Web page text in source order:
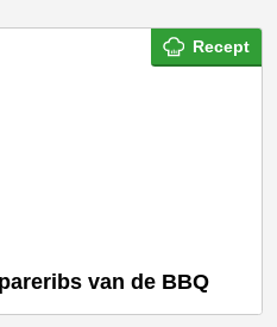
Recept
van de BBQ